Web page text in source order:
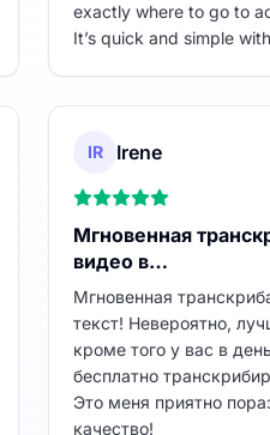
exactly where to go to
It’s quick and simple
IR Irene
Мгновенная
видео в…
Мгновенная
текст! Невероятно,
кроме того у вас в
бесплатно
Это меня приятно
качество!